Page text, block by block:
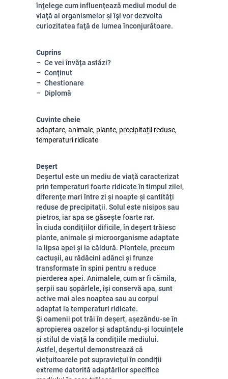
înţelege cum influențează mediul modul de
viaţă al organismelor și îşi vor dezvolta
curiozitatea faţă de lumea înconjurătoare.
Cuprins
Ce vei învăța astăzi?
Conținut
Chestionare
Diplomă
Cuvinte cheie
adaptare, animale, plante, precipitații reduse,
temperaturi ridicate
Deșert
Deșertul este un mediu de viață caracterizat
prin temperaturi foarte ridicate în timpul zilei,
diferențe mari între zi și noapte și cantități
reduse de precipitații. Solul este nisipos sau
pietros, iar apa se găsește foarte rar.
În ciuda condițiilor dificile, în deșert trăiesc
plante, animale și microorganisme adaptate
la lipsa apei și la căldură. Plantele, precum
cactușii, au rădăcini adânci și frunze
transformate în spini pentru a reduce
pierderea apei. Animalele, cum ar fi cămila,
șerpii sau șopârlele, își conservă apa, sunt
active mai ales noaptea sau au corpul
adaptat la temperaturi ridicate.
Și oamenii pot trăi în deșert, așezându-se în
apropierea oazelor și adaptându-și locuințele
și stilul de viață la condițiile mediului.
Astfel, deșertul demonstrează că
viețuitoarele pot supraviețui în condiții
extreme datorită adaptărilor specifice